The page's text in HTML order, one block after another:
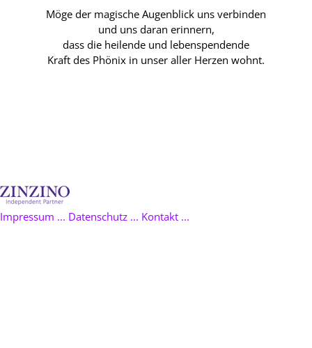
Möge der magische Augenblick uns verbinden
und uns daran erinnern,
dass die heilende und lebenspendende
Kraft des Phönix in unser aller Herzen wohnt.
Impressum ... Datenschutz ... Kontakt ...